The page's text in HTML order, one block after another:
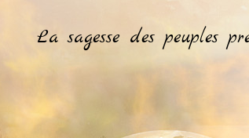
La sagesse des peuples